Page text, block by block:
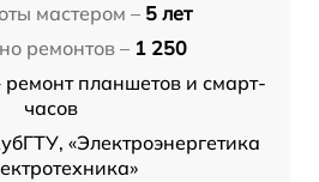
мастером – 5 лет
ремонтов – 1 250
ремонт планшетов и смарт-
часов
«Электроэнергетика